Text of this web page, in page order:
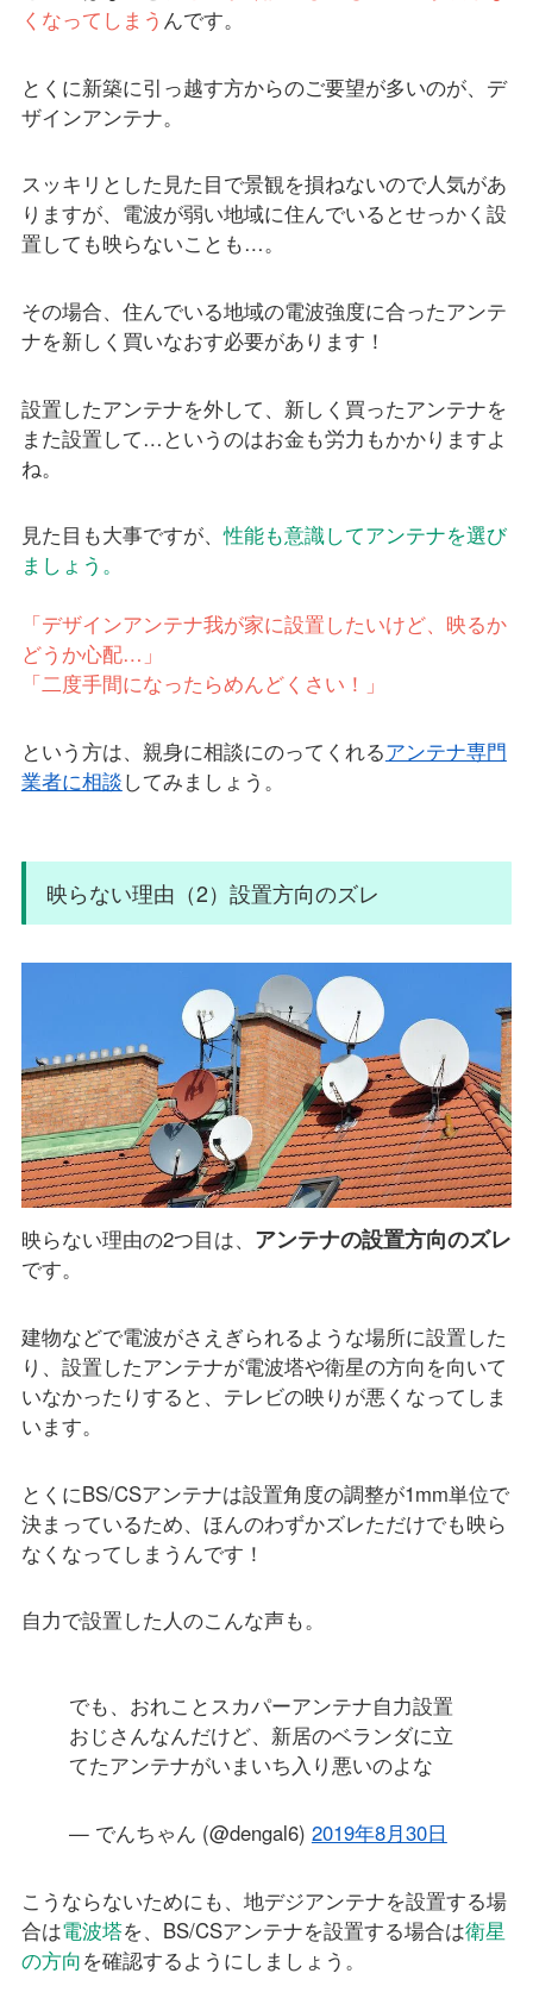
くなってしまう んです。
とくに新築に引っ越す方からのご要望が多いのが、デ
ザインアンテナ。
スッキリとした見た目で景観を損ねないので人気があ
りますが、電波が弱い地域に住んでいるとせっかく設
置しても映らないことも…。
その場合、住んでいる地域の電波強度に合ったアンテ
ナを新しく買いなおす必要があります！
設置したアンテナを外して、新しく買ったアンテナを
また設置して…というのはお金も労力もかかりますよ
ね。
見た目も大事ですが、性能も意識してアンテナを選び
ましょう。
「デザインアンテナ我が家に設置したいけど、映るか
どうか心配…」
「二度手間になったらめんどくさい！」
という方は、親身に相談にのってくれるアンテナ専門
業者に相談してみましょう。
映らない理由（2）設置方向のズレ
映らない理由の2つ目は、 アンテナの設置方向のズレ
です。
建物などで電波がさえぎられるような場所に設置した
り、設置したアンテナが電波塔や衛星の方向を向いて
いなかったりすると、テレビの映りが悪くなってしま
います。
とくにBS/CSアンテナは設置角度の調整が1mm単位で
決まっているため、ほんのわずかズレただけでも映ら
なくなってしまうんです！
自力で設置した人のこんな声も。
でも、おれことスカパーアンテナ自力設置
おじさんなんだけど、新居のベランダに立
てたアンテナがいまいち入り悪いのよな
— でんちゃん (@dengal6) 2019年8月30日
こうならないためにも、地デジアンテナを設置する場
合は電波塔を、BS/CSアンテナを設置する場合は衛星
の方向を確認するようにしましょう。